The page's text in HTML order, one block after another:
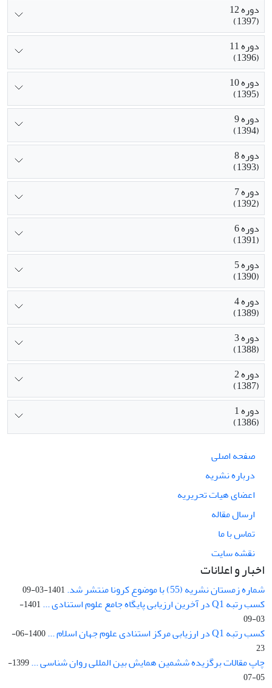
دوره 12
(1397)
دوره 11
(1396)
دوره 10
(1395)
دوره 9
(1394)
دوره 8
(1393)
دوره 7
(1392)
دوره 6
(1391)
دوره 5
(1390)
دوره 4
(1389)
دوره 3
(1388)
دوره 2
(1387)
دوره 1
(1386)
صفحه اصلی
درباره نشریه
اعضای هیات تحریریه
ارسال مقاله
تماس با ما
نقشه سایت
اخبار و اعلانات
شماره زمستان نشریه (55) با موضوع کرونا منتشر شد. 1401-03-09
کسب رتبه Q1 در آخرین ارزیابی پایگاه جامع علوم استنادی ...
1401-
03-09
کسب رتبه Q1 در ارزیابی مرکز استنادی علوم جهان اسلام ...
1400-06-
23
چاپ مقالات برگزیده ششمین همایش بین المللی روان شناسی ...
1399-
05-07